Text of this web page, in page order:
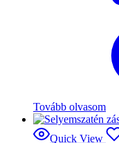
Tovább olvasom
Quick View